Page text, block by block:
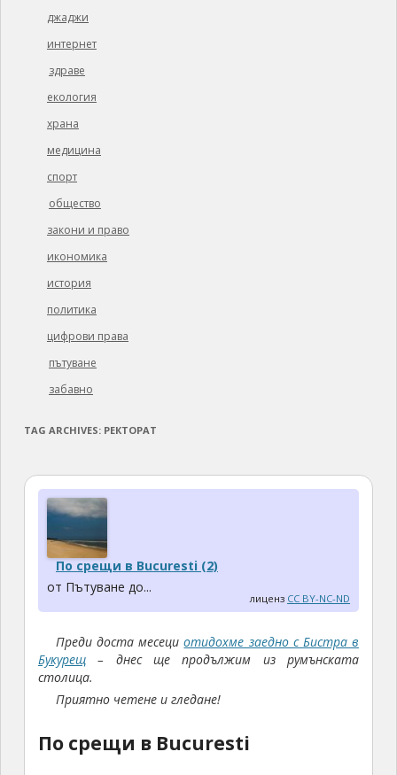
джаджи
интернет
здраве
екология
храна
медицина
спорт
общество
закони и право
икономика
история
политика
цифрови права
пътуване
забавно
TAG ARCHIVES: РЕКТОРАТ
По срещи в Bucuresti (2)
от Пътуване до...
лиценз CC BY-NC-ND
Преди доста месециотидохме заедно с Бистра в
Букурещ– днес ще продължим из румънската
столица.
Приятно четене и гледане!
По срещи в Bucuresti